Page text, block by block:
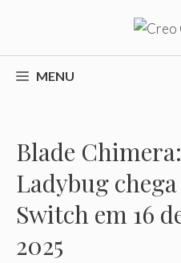
o
conteúdoMENU
Blade
Ladybug
Switch em 16
2025